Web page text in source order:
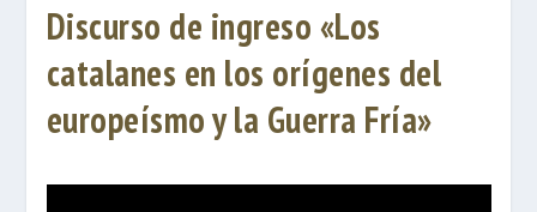
Discurso de ingreso «Los
catalanes en los orígenes del
europeísmo y la Guerra Fría»